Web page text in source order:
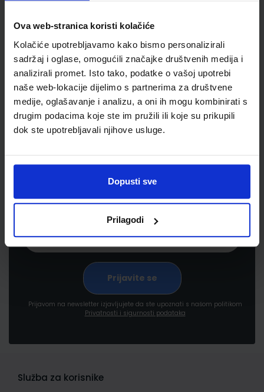
Ova web-stranica koristi kolačiće
Kolačiće upotrebljavamo kako bismo personalizirali
sadržaj i oglase, omogućili značajke društvenih medija i
analizirali promet. Isto tako, podatke o vašoj upotrebi
naše web-lokacije dijelimo s partnerima za društvene
medije, oglašavanje i analizu, a oni ih mogu kombinirati s
drugim podacima koje ste im pružili ili koje su prikupili
dok ste upotrebljavali njihove usluge.
Dopusti sve
Prilagodi
Prijavite se kako bi primali informacije o novim
proizvodima i uslugama, akcijama i drugim
pogodnostima
Prijavom na newsletter izjavljujete da ste upoznati s našom politikom
Privatnosti i sigurnosti podataka
Služba za korisnike